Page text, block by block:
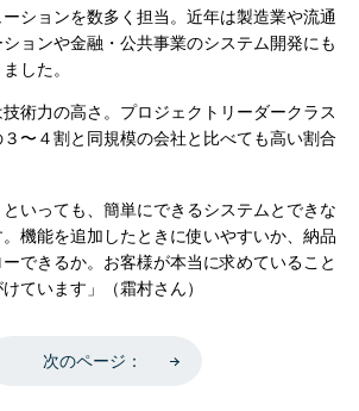
ションを数多く担当。近年は製造業や流通
ョンや金融・公共事業のシステム開発にも
した。
術力の高さ。プロジェクトリーダークラス
〜４割と同規模の会社と比べても高い割合
といっても、簡単にできるシステムとできな
機能を追加したときに使いやすいか、納品
できるか。お客様が本当に求めていること
ています」（霜村さん）
次のページ：